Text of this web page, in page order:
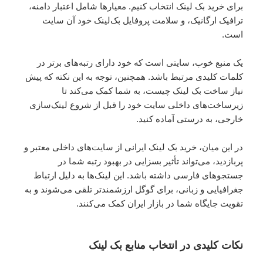
برای خرید بک لینک انتخاب کنیم. معیارها شامل اعتبار دامنه،
ترافیک ارگانیک، و سلامت پروفایل بک‌لینک خود آن سایت
است.
یک منبع خوب، سایتی است که خود دارای رتبه‌های برتر در
کلمات کلیدی مرتبط باشد. همچنین، توجه به این نکته که پیش
نیاز ساخت بک لینک چیست، به شما کمک می‌کند تا
زیرساخت‌های داخلی سایت خود را قبل از شروع لینک‌سازی
خارجی، به درستی آماده کنید.
در این میان، خرید بک لینک ایرانی از سایت‌های داخلی معتبر و
پربازدید، می‌تواند تأثیر بسزایی در بهبود رتبه شما در
جستجوهای فارسی داشته باشد. این لینک‌ها به دلیل ارتباط
جغرافیایی و زبانی، برای گوگل ارزشمندتر تلقی می‌شوند و به
تقویت جایگاه شما در بازار ایران کمک می‌کنند.
نکات کلیدی در انتخاب منابع بک لینک